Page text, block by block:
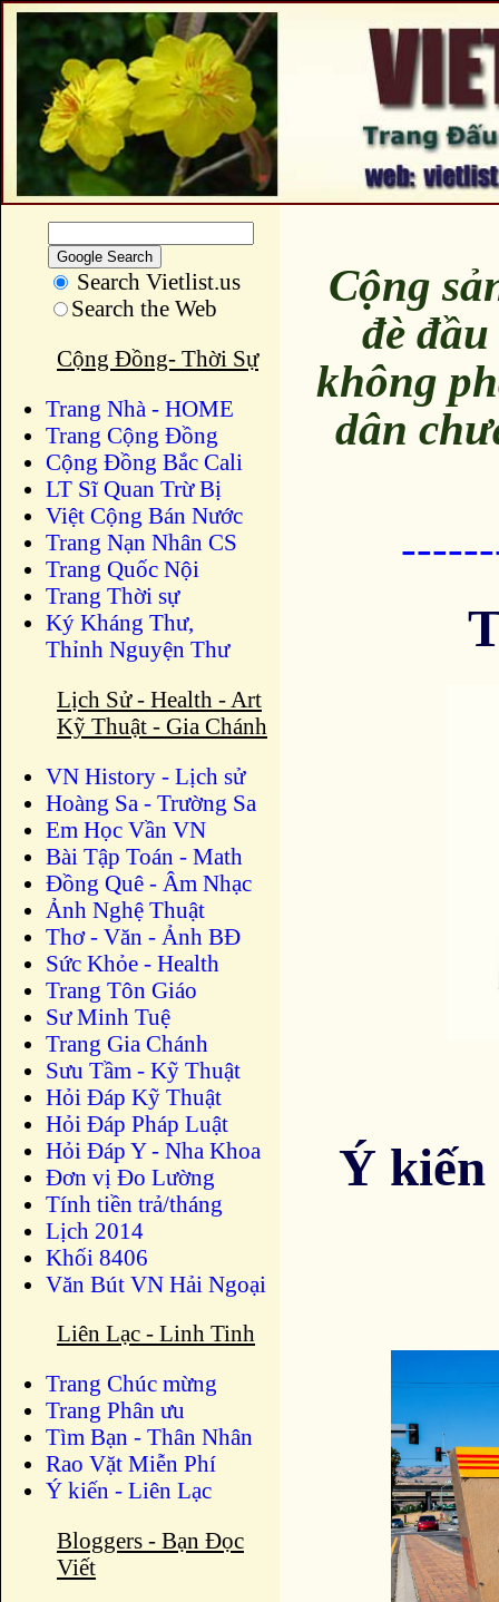
Search Vietlist.us
Search the Web
Cộng Đồng- Thời Sự
Trang Nhà - HOME
Trang Cộng Đồng
Cộng Đồng Bắc Cali
LT Sĩ Quan Trừ Bị
Việt Cộng Bán Nước
Trang Nạn Nhân CS
Trang Quốc Nội
Trang Thời sự
Ký Kháng Thư,
Thỉnh Nguyện Thư
Lịch Sử - Health - Art
Kỹ Thuật - Gia Chánh
VN History - Lịch sử
Hoàng Sa - Trường Sa
Em Học Vần VN
Bài Tập Toán - Math
Đồng Quê - Âm Nhạc
Ảnh Nghệ Thuật
Thơ - Văn - Ảnh BĐ
Sức Khỏe - Health
Trang Tôn Giáo
Sư Minh Tuệ
Trang Gia Chánh
Sưu Tầm - Kỹ Thuật
Hỏi Đáp Kỹ Thuật
Hỏi Đáp Pháp Luật
Hỏi Đáp Y - Nha Khoa
Đơn vị Đo Lường
Tính tiền trả/tháng
Lịch 2014
Khối 8406
Văn Bút VN Hải Ngoại
Liên Lạc - Linh Tinh
Trang Chúc mừng
Trang Phân ưu
Tìm Bạn - Thân Nhân
Rao Vặt Miễn Phí
Ý kiến - Liên Lạc
Bloggers - Bạn Đọc
Viết
Cộng
đè
không
dân
Ý